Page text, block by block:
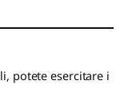
potete esercitare i